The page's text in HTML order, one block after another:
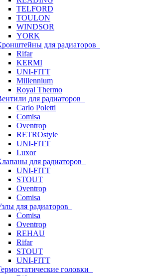
TELFORD
TOULON
WINDSOR
YORK
для радиаторов
Rifar
KERMI
UNI-FITT
Millennium
Royal Thermo
для радиаторов
Carlo Poletti
Comisa
Oventrop
RETROstyle
UNI-FITT
Luxor
для радиаторов
UNI-FITT
STOUT
Oventrop
Comisa
для радиаторов
Comisa
Oventrop
REHAU
Rifar
STOUT
UNI-FITT
головки